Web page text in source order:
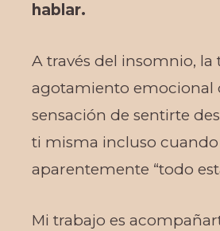
hablar.
A través del insomnio, la
agotamiento emocional
sensación de sentirte
ti misma incluso cuando
aparentemente “todo
Mi trabajo es